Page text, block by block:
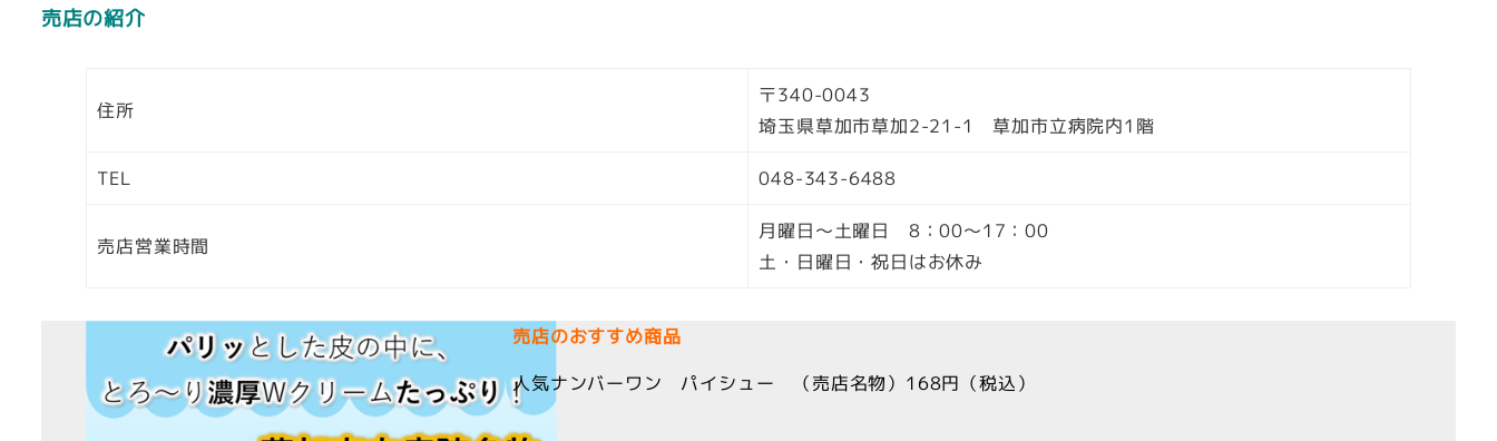
売店の紹介
住所
〒340-0043
埼玉県草加市草加2-21-1 草加市立病院内1階
TEL 048-343-6488
売店営業時間
月曜日～土曜日 8：00～17：00
土・日曜日・祝日はお休み
売店のおすすめ商品
人気ナンバーワン パイシュー （売店名物）168円（税込）